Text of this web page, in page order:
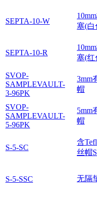
SEPTA-5-W
SEPTA-5-R